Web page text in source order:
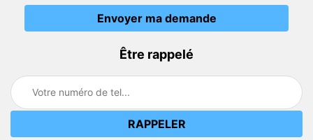
Être rappelé